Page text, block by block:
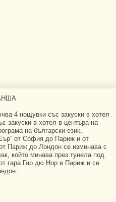
4 нощувки със закуски в хотел
закуски в хотел в центъра на
на български език,
от София до Париж и от
Париж до Лондон се изминава с
който минава през тунела под
гара Гар дю Нор в Париж и се